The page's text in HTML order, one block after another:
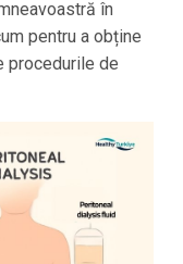
în
pentru a obține
procedurile de